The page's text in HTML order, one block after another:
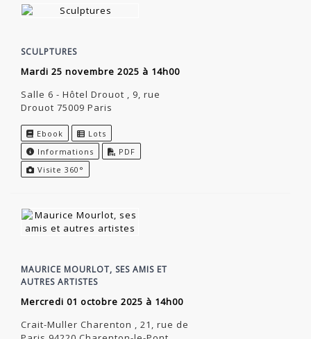
SCULPTURES
mardi 25 novembre 2025 à 14h00
Salle 6 - Hôtel Drouot , 9, rue
Drouot 75009 Paris
Ebook
Lots
Informations
PDF
Visite 360°
MAURICE MOURLOT, SES AMIS ET
AUTRES ARTISTES
mercredi 01 octobre 2025 à 14h00
Crait-Muller Charenton , 21, rue de